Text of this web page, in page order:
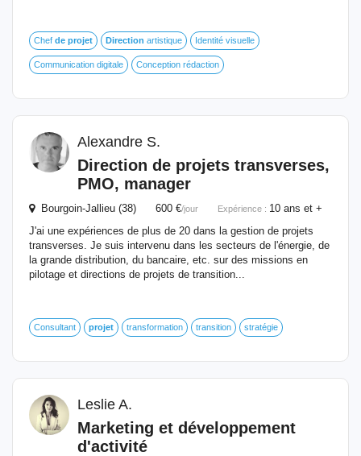
Chef de projet Direction artistique Identité visuelle
Communication digitale Conception rédaction
Alexandre S.
Direction de projets transverses,
PMO, manager
Bourgoin-Jallieu (38) 600 €/jour Expérience : 10 ans et +
J'ai une expériences de plus de 20 dans la gestion de projets
transverses. Je suis intervenu dans les secteurs de l'énergie, de
la grande distribution, du bancaire, etc. sur des missions en
pilotage et directions de projets de transition...
Consultant projet transformation transition stratégie
Leslie A.
Marketing et développement
d'activité